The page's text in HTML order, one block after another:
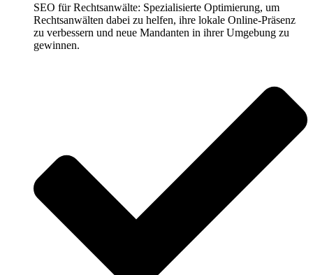
SEO für Rechtsanwälte: Spezialisierte Optimierung, um
Rechtsanwälten dabei zu helfen, ihre lokale Online-Präsenz
zu verbessern und neue Mandanten in ihrer Umgebung zu
gewinnen.